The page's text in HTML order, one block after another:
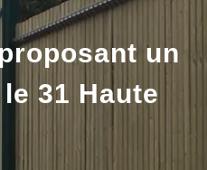
un
31 Haute